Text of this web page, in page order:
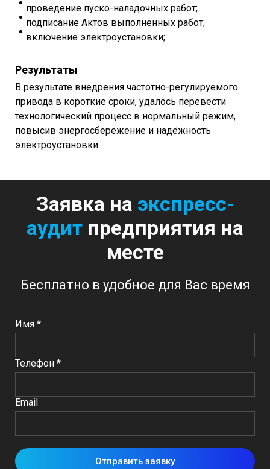
проведение пуско-наладочных работ;
подписание Актов выполненных работ;
включение электроустановки;
Результаты
В результате внедрения частотно-регулируемого
привода в короткие сроки, удалось перевести
технологический процесс в нормальный режим,
повысив энергосбережение и надёжность
электроустановки.
Заявка на экспресс-
аудит предприятия на
месте
Бесплатно в удобное для Вас время
Имя *
Телефон *
Email
Отправить заявку